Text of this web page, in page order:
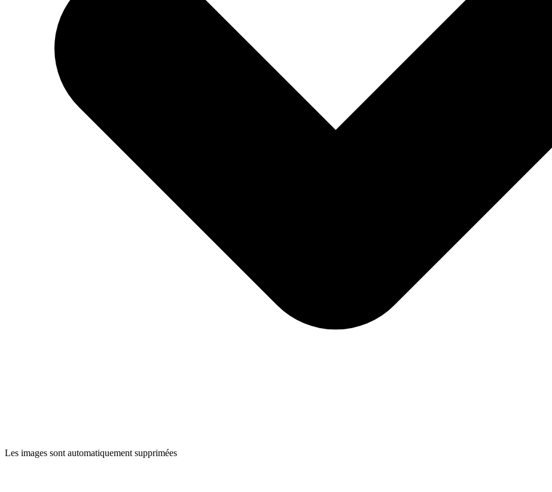
Les images sont automatiquement supprimées